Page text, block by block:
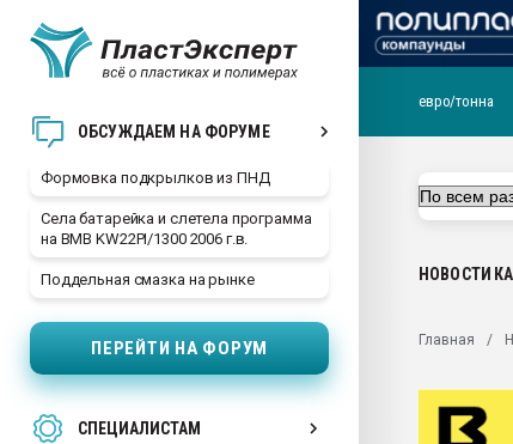
ОБСУЖДАЕМ НА ФОРУМЕ
Формовка подкрылков из ПНД
Села батарейка и слетела программа
на BMB KW22PI/1300 2006 г.в.
Поддельная смазка на рынке
ПЕРЕЙТИ НА ФОРУМ
СПЕЦИАЛИСТАМ
29.07.2026 ФРП
Вакуум-
28.07.2026
первый план в
евро/тонна
НОВОСТИ
Главная